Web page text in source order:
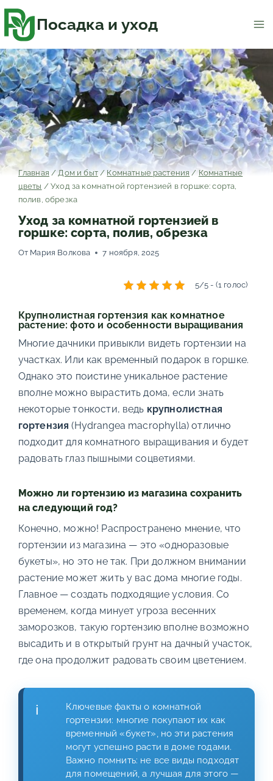
содержимомуПосадка и уход
Главная / Дом и быт / Комнатные растения / Комнатные
цветы / Уход за комнатной гортензией в горшке: сорта,
полив, обрезка
Уход за комнатной гортензией в
горшке: сорта, полив, обрезка
От Мария Волкова 7 ноября, 2025
5/5 - (1 голос)
Крупнолистная гортензия как комнатное
растение: фото и особенности выращивания
Многие дачники привыкли видеть гортензии на
участках. Или как временный подарок в горшке.
Однако это поистине уникальное растение
вполне можно вырастить дома, если знать
некоторые тонкости, ведь крупнолистная
гортензия (Hydrangea macrophylla) отлично
подходит для комнатного выращивания и будет
радовать глаз пышными соцветиями.
Можно ли гортензию из магазина сохранить
на следующий год?
Конечно, можно! Распространено мнение, что
гортензии из магазина — это «одноразовые
букеты», но это не так. При должном внимании
растение может жить у вас дома многие годы.
Главное — создать подходящие условия. Со
временем, когда минует угроза весенних
заморозков, такую гортензию вполне возможно
высадить и в открытый грунт на дачный участок,
где она продолжит радовать своим цветением.
Ключевые факты о комнатной
гортензии: многие покупают их как
временный «букет», но эти растения
могут успешно расти в доме годами.
Важно помнить: не все виды подходят
для помещений, а лучшая для этого —